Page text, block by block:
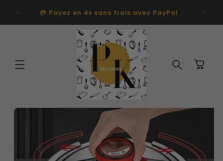
passer
contenu
💳 Payez en 4x sans frais avec PayPal
Panier
Passer aux